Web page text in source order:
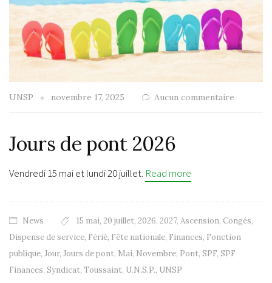
UNSP novembre 17, 2025 Aucun commentaire
Jours de pont 2026
Vendredi 15 mai et lundi 20 juillet. Read more
News 15 mai, 20 juillet, 2026, 2027, Ascension, Congés,
Dispense de service, Férié, Fête nationale, Finances, Fonction
publique, Jour, Jours de pont, Mai, Novembre, Pont, SPF, SPF
Finances, Syndicat, Toussaint, U.N.S.P., UNSP